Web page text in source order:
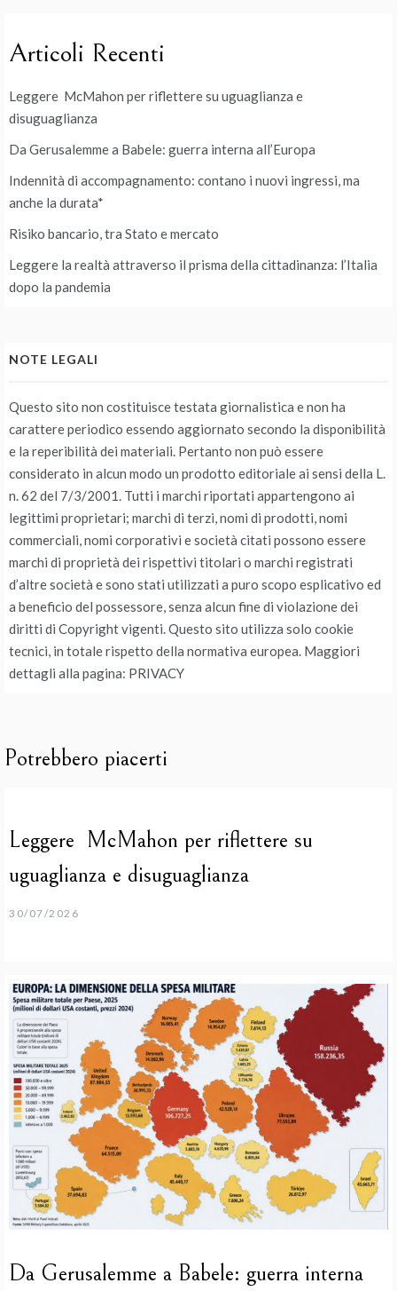
Articoli Recenti
Leggere McMahon per riflettere su uguaglianza e
disuguaglianza
Da Gerusalemme a Babele: guerra interna all’Europa
Indennità di accompagnamento: contano i nuovi ingressi, ma
anche la durata*
Risiko bancario, tra Stato e mercato
Leggere la realtà attraverso il prisma della cittadinanza: l’Italia
dopo la pandemia
NOTE LEGALI
Questo sito non costituisce testata giornalistica e non ha
carattere periodico essendo aggiornato secondo la disponibilità
e la reperibilità dei materiali. Pertanto non può essere
considerato in alcun modo un prodotto editoriale ai sensi della L.
n. 62 del 7/3/2001. Tutti i marchi riportati appartengono ai
legittimi proprietari; marchi di terzi, nomi di prodotti, nomi
commerciali, nomi corporativi e società citati possono essere
marchi di proprietà dei rispettivi titolari o marchi registrati
d’altre società e sono stati utilizzati a puro scopo esplicativo ed
a beneficio del possessore, senza alcun fine di violazione dei
diritti di Copyright vigenti. Questo sito utilizza solo cookie
tecnici, in totale rispetto della normativa europea. Maggiori
dettagli alla pagina: PRIVACY
Potrebbero piacerti
Leggere McMahon per riflettere su
uguaglianza e disuguaglianza
30/07/2026
Da Gerusalemme a Babele: guerra interna